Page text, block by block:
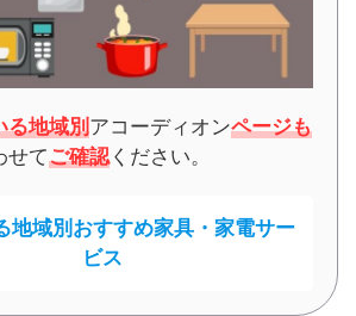
る地域別アコーディオンページも
せてご確認 ください。
地域別おすすめ家具・家電サー
ビス